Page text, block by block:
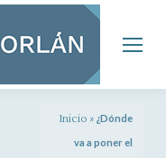
Inicio » ¿Dónde
va a poner el